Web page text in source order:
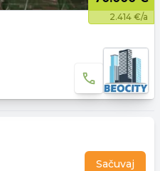
2.414 €/a
Sačuvaj